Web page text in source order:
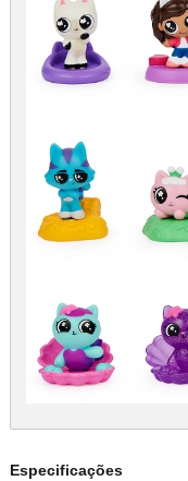
Especificações